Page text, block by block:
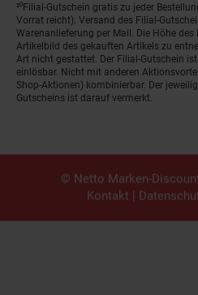
²⁰Filial-Gutschein gratis zu jeder
Vorrat reicht). Versand des Filial-
Warenanlieferung per Mail. Die Höhe
Artikelbild des gekauften Artikels zu
Art nicht gestattet. Der Filial-Gutschein
einlösbar. Nicht mit anderen
Shop-Aktionen) kombinierbar. Der
Gutscheins ist darauf vermerkt.
© Netto Marken-
Kontakt |